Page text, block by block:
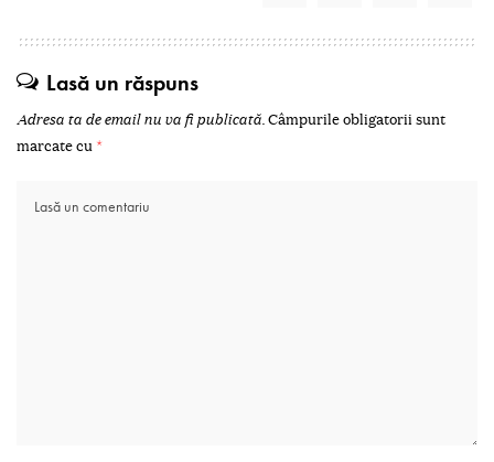
Lasă un răspuns
Adresa ta de email nu va fi publicată.Câmpurile obligatorii sunt
marcate cu *